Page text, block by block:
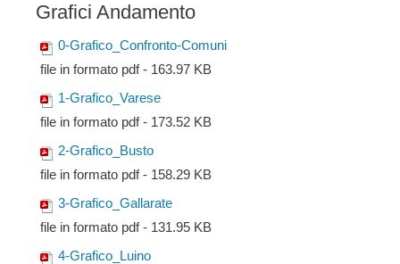
Grafici Andamento
0-Grafico_Confronto-Comuni
file in formato pdf - 163.97 KB
1-Grafico_Varese
file in formato pdf - 173.52 KB
2-Grafico_Busto
file in formato pdf - 158.29 KB
3-Grafico_Gallarate
file in formato pdf - 131.95 KB
4-Grafico_Luino